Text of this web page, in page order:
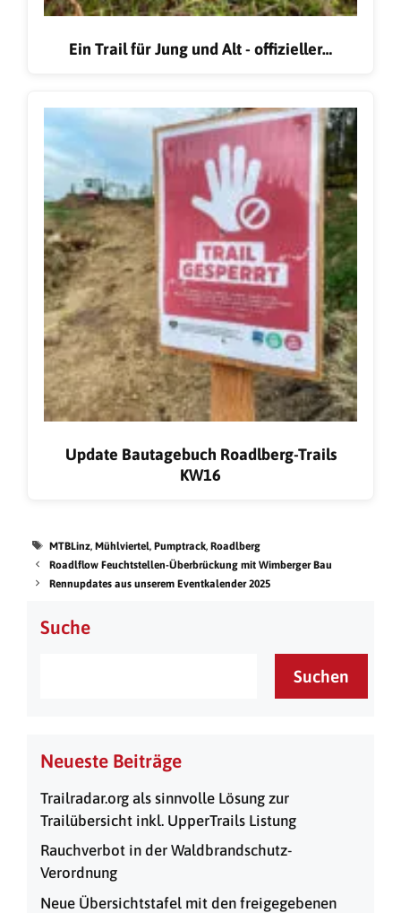
Ein Trail für Jung und Alt - offizieller…
Update Bautagebuch Roadlberg-Trails
KW16
MTBLinz,Mühlviertel,Pumptrack,Roadlberg
Roadlflow Feuchtstellen-Überbrückung mit Wimberger Bau
Rennupdates aus unserem Eventkalender 2025
Suche
Suchen
Neueste Beiträge
Trailradar.org als sinnvolle Lösung zur
Trailübersicht inkl. UpperTrails Listung
Rauchverbot in der Waldbrandschutz-
Verordnung
Neue Übersichtstafel mit den freigegebenen